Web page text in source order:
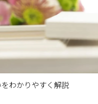
わかりやすく解説